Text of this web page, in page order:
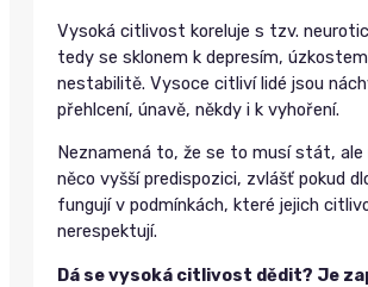
Vysoká citlivost koreluje s tzv.
tedy se sklonem k depresím,
nestabilitě. Vysoce citliví lidé jsou
přehlcení, únavě, někdy i k vyhoření.
Neznamená to, že se to musí stát, ale
něco vyšší predispozici, zvlášť pokud
fungují v podmínkách, které jejich
nerespektují.
Dá se vysoká citlivost dědit? Je